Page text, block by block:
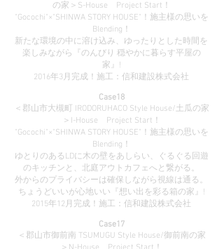
の家＞S-House Project Start！
"Gocochi"×"SHINWA STORY HOUSE"！施主様の思いを
Blending！
新たな環境の中に溶け込み、ゆったりとした時間を
楽しみながら『のんびり 穏やかに暮らす平屋の
家』!
2016年3月完成！施工：信和建設株式会社
Case18
＜郡山市大槻町 IRODORUHACO Style House/土瓜の家
＞I-House Project Start！
"Gocochi"×"SHINWA STORY HOUSE"！施主様の思いを
Blending！
ゆとりのあるLDに木の壁をあしらい、ぐるぐる回遊
のキッチンと、北庭アウトカフェへと繋がる。
外からのプライバシーは確保しながら視線は通る。
ちょうどいいが心地いい『想い出を彩る箱の家』!
2015年12月完成！施工：信和建設株式会社
Case17
＜郡山市御前南 TSUMUGU Style House/御前南の家